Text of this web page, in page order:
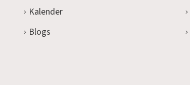
Kalender
Blogs